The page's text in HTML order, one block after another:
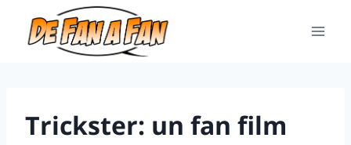
Trickster: un fan film